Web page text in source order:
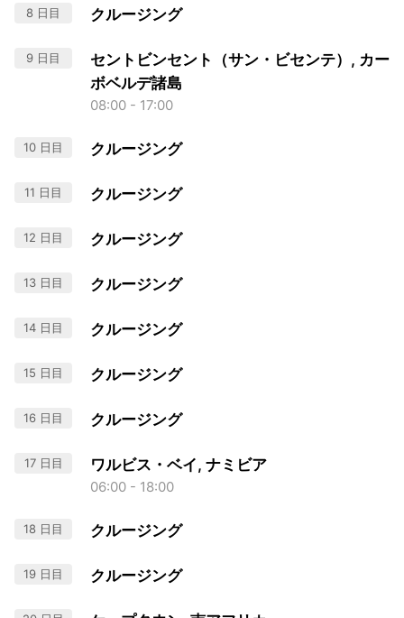
8 日目 クルージング
9 日目
セントビンセント（サン・ビセンテ）, カー
ボベルデ諸島
08:00 - 17:00
10 日目 クルージング
11 日目 クルージング
12 日目 クルージング
13 日目 クルージング
14 日目 クルージング
15 日目 クルージング
16 日目 クルージング
17 日目 ワルビス・ベイ, ナミビア
06:00 - 18:00
18 日目 クルージング
19 日目 クルージング